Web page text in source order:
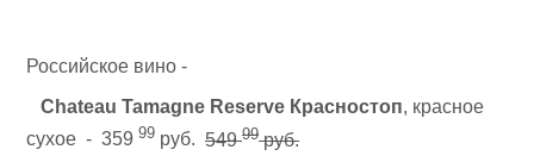
Российское вино -
Chateau Tamagne Reserve Красностоп, красное
сухое - 359 99 руб. 54999руб.